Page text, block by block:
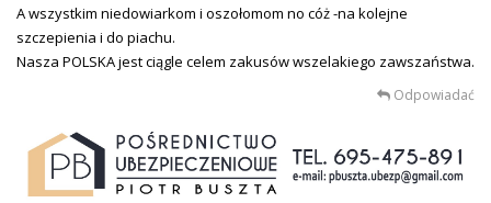
A wszystkim niedowiarkom i oszołomom no cóż -na kolejne
szczepienia i do piachu.
Nasza POLSKA jest ciągle celem zakusów wszelakiego zawszaństwa.
Odpowiadać